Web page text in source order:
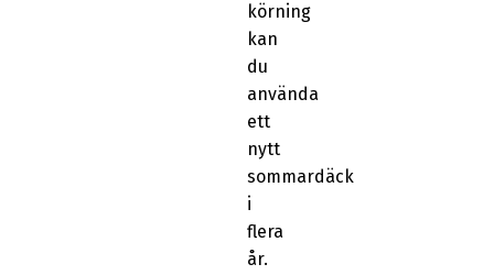
körning
kan
du
använda
ett
nytt
sommardäck
i
flera
år.